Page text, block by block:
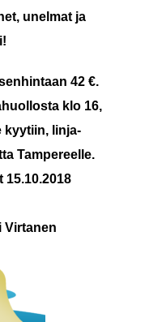
unelmat ja
42 €.
klo 16,
kyytiin, linja-
Tampereelle.
Virtanen